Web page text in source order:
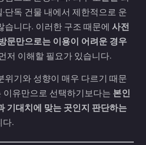
단독 건물 내에서 제한적으로 운
습니다. 이러한 구조 때문에 사전
문만으로는 이용이 어려운 경우
저 이해할 필요가 있습니다.
위기와 성향이 매우 다르기 때문
이유만으로 선택하기보다는 본인
기대치에 맞는 곳인지 판단하는
다.